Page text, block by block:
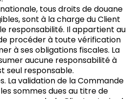
tous droits de douane
sont à la charge du Client
responsabilité. Il appartient au
procéder à toute vérification
à ses obligations fiscales. La
aucune responsabilité à
seul responsable.
La validation de la Commande
sommes dues au titre de